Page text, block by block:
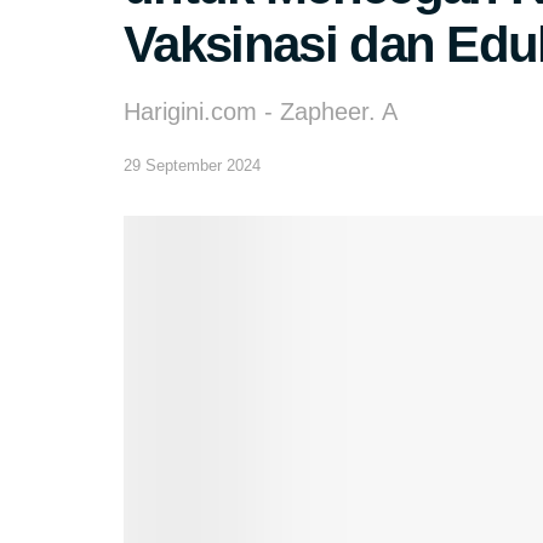
Vaksinasi dan
Harigini.com - Zapheer. A
29 September 2024